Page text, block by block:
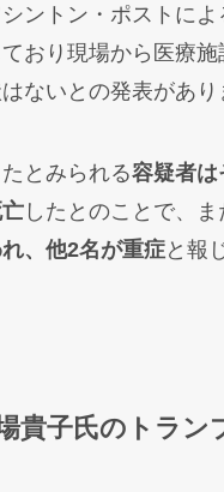
ントン・ポストに
おり現場から医療
ないとの発表があり
とみられる容疑者は
したとのことで、ま
、他2名が重症と報
貴子氏のトラン